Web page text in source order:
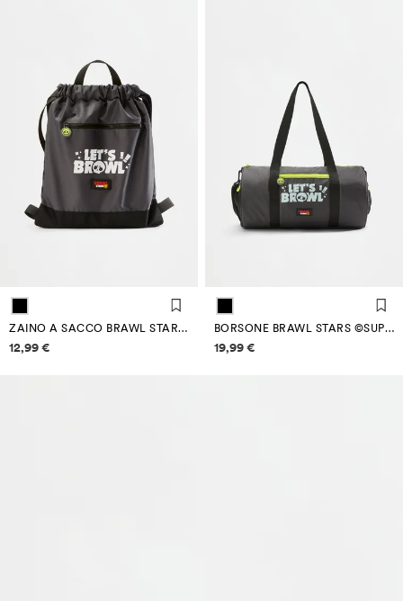
ZAINO A SACCO BRAWL STARS ©SUPERCELL OY
Informazioni sui prezzi
12,99 €
BORSONE BRAWL STARS ©SUPERCELL OY
Informazioni sui prezzi
19,99 €